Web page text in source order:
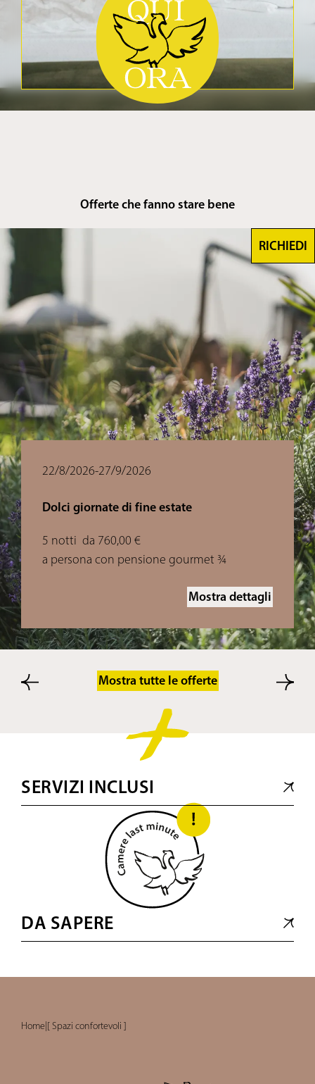
Offerte che fanno stare bene
RICHIEDI
22/8/2026-27/9/2026
Dolci giornate di fine estate
5 notti da 760,00 €
a persona con pensione gourmet ¾
Mostra dettagli
Mostra tutte le offerte
SERVIZI INCLUSI
DA SAPERE
Home [ Spazi confortevoli ]